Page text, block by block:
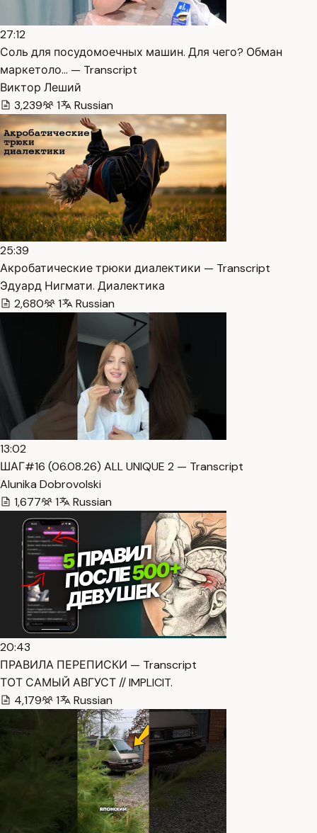
27:12
Соль для посудомоечных машин. Для чего? Обман
маркетоло… — Transcript
Виктор Леший
3,239
1 Russian
25:39
Акробатические трюки диалектики — Transcript
Эдуард Нигмати. Диалектика
2,680
1 Russian
13:02
ШАГ#16 (06.08.26) ALL UNIQUE 2 — Transcript
Alunika Dobrovolski
1,677
1 Russian
20:43
ПРАВИЛА ПЕРЕПИСКИ — Transcript
ТОТ САМЫЙ АВГУСТ // IMPLICIT.
4,179
1 Russian